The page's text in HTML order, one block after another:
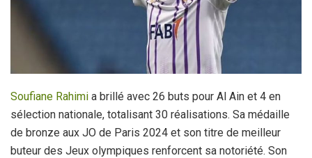
Soufiane Rahimi a brillé avec 26 buts pour Al Ain et 4 en
sélection nationale, totalisant 30 réalisations. Sa médaille
de bronze aux JO de Paris 2024 et son titre de meilleur
buteur des Jeux olympiques renforcent sa notoriété. Son